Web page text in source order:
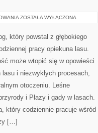
DRAPIEŻNIKI
ZALESIANIE
TERENÓW
ZOSTAŁA WYŁĄCZONA
który powstał z głębokiego
pracy opiekuna lasu.
może wtopić się w opowieści
i niezwykłych procesach,
otoczeniu. Leśne
i Płazy i gady w lasach.
który codziennie pracuje wśród
[…]